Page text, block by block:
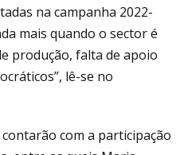
na campanha 2022-
mais quando o sector é
produção, falta de apoio
lê-se no
com a participação